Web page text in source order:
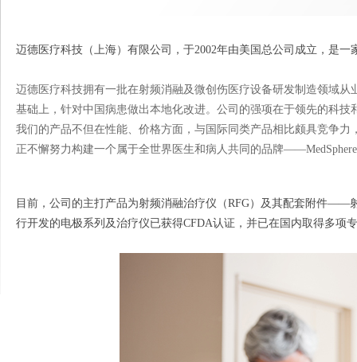
迈德医疗科技（上海）有限公司，于2002年由美国总公司成立，是
迈德医疗科技拥有一批在射频消融及微创伤医疗设备研发制造领域从
基础上，针对中国病患做出本地化改进。公司的强项在于领先的科
我们的产品不但在性能、价格方面，与国际同类产品相比颇具竞争
正不懈努力构建一个属于全世界医生和病人共同的品牌
目前，公司的主打产品为射频消融治疗仪（RFG）及其配套附件——
行开发的电极系列及治疗仪已获得CFDA认证，并已在国内取得多项